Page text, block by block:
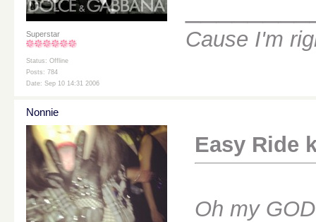
Superstar
Status: Offline
Posts: 784
Date: Sep 10 14:31 2006
Cause I'm
Nonnie
Easy Ride
Oh my